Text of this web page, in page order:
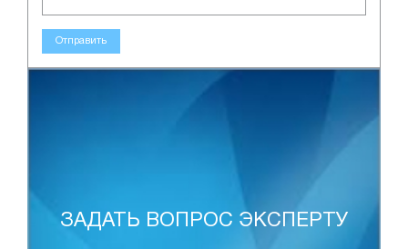
Отправить
ЗАДАТЬ ВОПРОС ЭКСПЕРТУ